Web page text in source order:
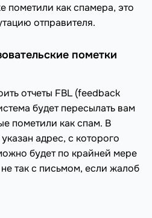
пометили как спамера, это
отправителя.
пометки
отчеты FBL (feedback
будет пересылать вам
пометили как спам. В
адрес, с которого
будет по крайней мере
так с письмом, если жалоб